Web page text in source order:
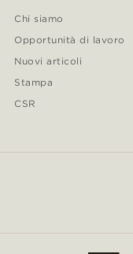
Chi siamo
Opportunità di lavoro
Nuovi articoli
Stampa
CSR